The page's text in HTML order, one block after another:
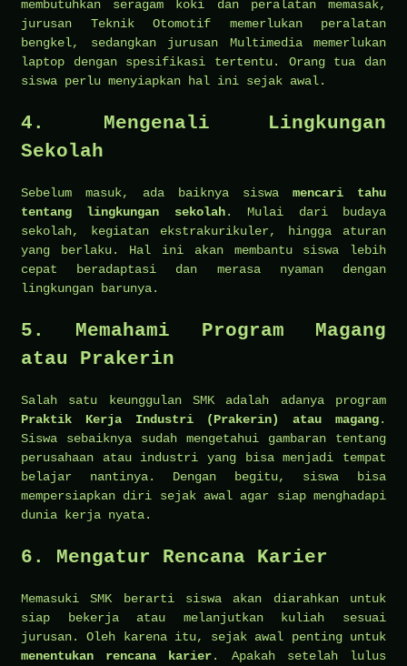
membutuhkan seragam koki dan peralatan memasak,
jurusan Teknik Otomotif memerlukan peralatan
bengkel, sedangkan jurusan Multimedia memerlukan
laptop dengan spesifikasi tertentu. Orang tua dan
siswa perlu menyiapkan hal ini sejak awal.
4. Mengenali Lingkungan
Sekolah
Sebelum masuk, ada baiknya siswa mencari tahu
tentang lingkungan sekolah. Mulai dari budaya
sekolah, kegiatan ekstrakurikuler, hingga aturan
yang berlaku. Hal ini akan membantu siswa lebih
cepat beradaptasi dan merasa nyaman dengan
lingkungan barunya.
5. Memahami Program Magang
atau Prakerin
Salah satu keunggulan SMK adalah adanya program
Praktik Kerja Industri (Prakerin) atau magang.
Siswa sebaiknya sudah mengetahui gambaran tentang
perusahaan atau industri yang bisa menjadi tempat
belajar nantinya. Dengan begitu, siswa bisa
mempersiapkan diri sejak awal agar siap menghadapi
dunia kerja nyata.
6. Mengatur Rencana Karier
Memasuki SMK berarti siswa akan diarahkan untuk
siap bekerja atau melanjutkan kuliah sesuai
jurusan. Oleh karena itu, sejak awal penting untuk
menentukan rencana karier. Apakah setelah lulus